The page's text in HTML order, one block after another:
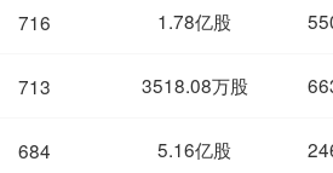
716 1.78亿股
713 3518.08万股
684 5.16亿股